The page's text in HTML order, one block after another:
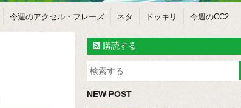
今週のアクセル・フレーズ ネタ ドッキリ 今週のCC2
購読する
NEW POST